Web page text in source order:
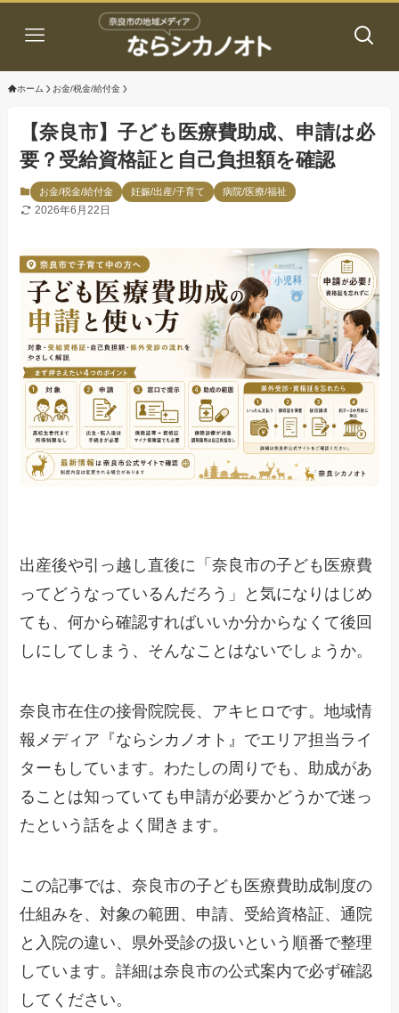
ホーム お金/税金/給付金
【奈良市】子ども医療費助成、申請は必
要？受給資格証と自己負担額を確認
お金/税金/給付金 妊娠/出産/子育て 病院/医療/福祉
2026年6月22日
出産後や引っ越し直後に「奈良市の子ども医療費
ってどうなっているんだろう」と気になりはじめ
ても、何から確認すればいいか分からなくて後回
しにしてしまう、そんなことはないでしょうか。
奈良市在住の接骨院院長、アキヒロです。地域情
報メディア『ならシカノオト』でエリア担当ライ
ターもしています。わたしの周りでも、助成があ
ることは知っていても申請が必要かどうかで迷っ
たという話をよく聞きます。
この記事では、奈良市の子ども医療費助成制度の
仕組みを、対象の範囲、申請、受給資格証、通院
と入院の違い、県外受診の扱いという順番で整理
しています。詳細は奈良市の公式案内で必ず確認
してください。